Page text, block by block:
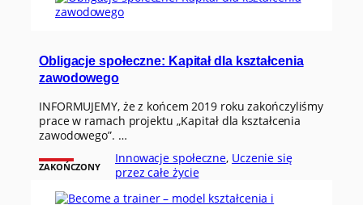
Obligacje społeczne: Kapitał dla kształcenia
zawodowego
INFORMUJEMY, że z końcem 2019 roku zakończyliśmy
prace w ramach projektu „Kapitał dla kształcenia
zawodowego”. …
ZAKOŃCZONY
Innowacje społeczne, Uczenie się
przez całe życie